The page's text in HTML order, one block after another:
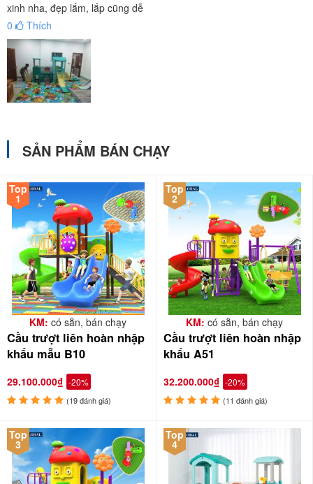
xinh nha, đẹp lắm, lắp cũng dễ
0
Thích
SẢN PHẨM BÁN CHẠY
Top
1
KM: có sẵn, bán chạy
Cầu trượt liên hoàn nhập
khẩu mẫu B10
29.100.000₫ -20%
(19 đánh giá)
Top
2
KM: có sẵn, bán chạy
Cầu trượt liên hoàn nhập
khẩu A51
32.200.000₫ -20%
(11 đánh giá)
Top
3
Top
4